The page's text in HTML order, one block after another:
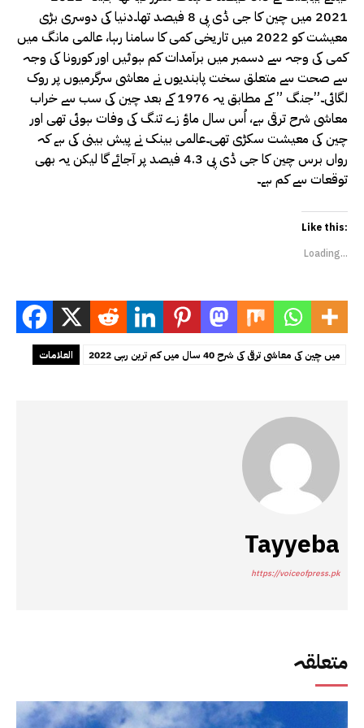
متعلقہ
2021 میں چین کا جی ڈی پی 8 فیصد تھا۔دنیا کی دوسری بڑی
معیشت کو 2022 میں تاریخی کمی کا سامنا رہا، عالمی مانگ میں
کمی کی وجہ سے دسمبر میں برآمدات کم ہوئیں اور کورونا کی وجہ
سے صحت سے متعلق سخت پابندیوں نے معاشی سرگرمیوں پر روک
لگائی۔”جنگ ” کے مطابق یہ 1976 کے بعد چین کی سب سے خراب
معاشی شرح ترقی ہے، اُس سال ماؤ زے تنگ کی وفات ہوئی تھی اور
چین کی معیشت سکڑی تھی۔عالمی بینک نے پیش بینی کی ہے کہ
رواں برس چین کا جی ڈی پی 4.3 فیصد پر آجائے گا لیکن یہ بھی
توقعات سے کم ہے۔
Like this:
Loading...
العلامات 2022 میں چین کی معاشی ترقی کی شرح 40 سال میں کم ترین رہی
Tayyeba
https://voiceofpress.pk